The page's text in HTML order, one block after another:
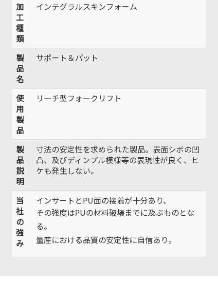
加
工
種
類
インテグラルスキンフォーム
製
品
名
サポート＆パット
使
用
製
品
リーチ型フォークリフト
製
品
説
明
寸法の安定性を求められた製品。表面シボの凹
凸、及びディンプル模様等の表現性が良く、ヒ
ケも発生しない。
当
社
の
強
み
インサートとPU面の接着が十分あり、
その強度はPUの材料破壊までに及ぶものとな
る。
量産における品質の安定性に自信あり。